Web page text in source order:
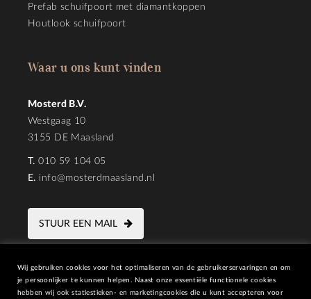
Prefab schuifpoort met diamantkoppen
Houtlook schuifpoort
Waar u ons kunt vinden
Mosterd B.V.
Westgaag 10
3155 DE Maasland
T. 010 59 104 05
E. info@mosterdmaasland.nl
STUUR EEN MAIL
Wij gebruiken cookies voor het optimaliseren van de gebruikerservaringen en om
je persoonlijker te kunnen helpen. Naast onze essentiële functionele cookies
hebben wij ook statiestieken- en marketingcookies die u kunt accepteren voor